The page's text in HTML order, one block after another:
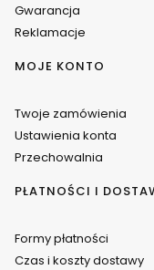
Gwarancja
Reklamacje
MOJE KONTO
Twoje zamówienia
Ustawienia konta
Przechowalnia
PŁATNOŚCI I
Formy płatności
Czas i koszty dostawy